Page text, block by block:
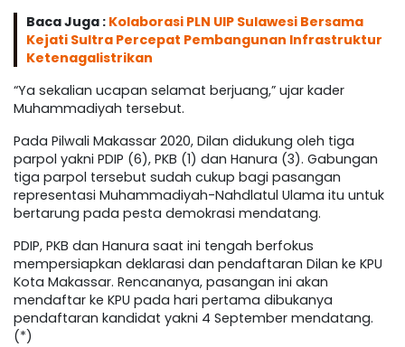
Baca Juga : Kolaborasi PLN UIP Sulawesi Bersama
Kejati Sultra Percepat Pembangunan Infrastruktur
Ketenagalistrikan
“Ya sekalian ucapan selamat berjuang,” ujar kader
Muhammadiyah tersebut.
Pada Pilwali Makassar 2020, Dilan didukung oleh tiga
parpol yakni PDIP (6), PKB (1) dan Hanura (3). Gabungan
tiga parpol tersebut sudah cukup bagi pasangan
representasi Muhammadiyah-Nahdlatul Ulama itu untuk
bertarung pada pesta demokrasi mendatang.
PDIP, PKB dan Hanura saat ini tengah berfokus
mempersiapkan deklarasi dan pendaftaran Dilan ke KPU
Kota Makassar. Rencananya, pasangan ini akan
mendaftar ke KPU pada hari pertama dibukanya
pendaftaran kandidat yakni 4 September mendatang.
(*)